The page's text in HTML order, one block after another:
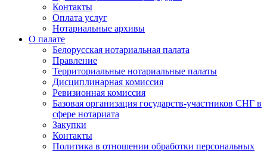
Контакты
Оплата услуг
Нотариальные архивы
О палате
Белорусская нотариальная палата
Правление
Территориальные нотариальные палаты
Дисциплинарная комиссия
Ревизионная комиссия
Базовая организация государств-участников СНГ в
сфере нотариата
Закупки
Контакты
Политика в отношении обработки персональных